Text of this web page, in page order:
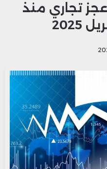
تجاري منذ